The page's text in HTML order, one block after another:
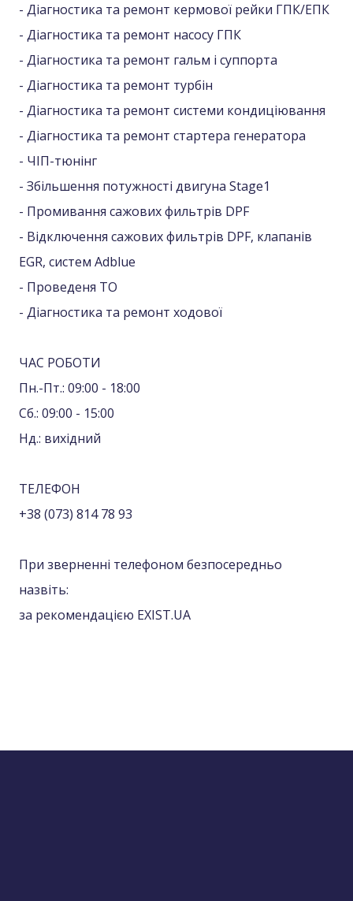
- Діагностика та ремонт кермової рейки ГПК/ЕПК
- Діагностика та ремонт насосу ГПК
- Діагностика та ремонт гальм і суппорта
- Діагностика та ремонт турбін
- Діагностика та ремонт системи кондиціювання
- Діагностика та ремонт стартера генератора
- ЧІП-тюнінг
- Збільшення потужності двигуна Stage1
- Промивання сажових фильтрів DPF
- Відключення сажових фильтрів DPF, клапанів
EGR, систем Adblue
- Проведеня ТО
- Діагностика та ремонт ходової
ЧАС РОБОТИ
Пн.-Пт.: 09:00 - 18:00
Сб.: 09:00 - 15:00
Нд.: вихідний
ТЕЛЕФОН
+38 (073) 814 78 93
При зверненні телефоном безпосередньо
назвіть:
за рекомендацією EXIST.UA